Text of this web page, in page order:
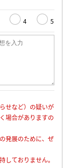
4 5
せなど）の疑いが
場合がありますの
発展のために、ぜ
ておりません。